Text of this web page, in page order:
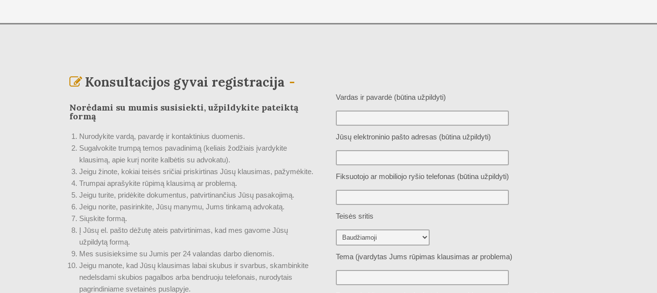
Konsultacijos gyvai registracija
Norėdami su mumis susisiekti, užpildykite pateiktą
formą
Nurodykite vardą, pavardę ir kontaktinius duomenis.
Sugalvokite trumpą temos pavadinimą (keliais žodžiais įvardykite
klausimą, apie kurį norite kalbėtis su advokatu).
Jeigu žinote, kokiai teisės sričiai priskirtinas Jūsų klausimas, pažymėkite.
Trumpai aprašykite rūpimą klausimą ar problemą.
Jeigu turite, pridėkite dokumentus, patvirtinančius Jūsų pasakojimą.
Jeigu norite, pasirinkite, Jūsų manymu, Jums tinkamą advokatą.
Siųskite formą.
Į Jūsų el. pašto dėžutę ateis patvirtinimas, kad mes gavome Jūsų
užpildytą formą.
Mes susisieksime su Jumis per 24 valandas darbo dienomis.
Jeigu manote, kad Jūsų klausimas labai skubus ir svarbus, skambinkite
nedelsdami skubios pagalbos arba bendruoju telefonais, nurodytais
pagrindiniame svetainės puslapyje.
Vardas ir pavardė (būtina užpildyti)
Jūsų elektroninio pašto adresas (būtina užpildyti)
Fiksuotojo ar mobiliojo ryšio telefonas (būtina užpildyti)
Teisės sritis
Tema (įvardytas Jums rūpimas klausimas ar problema)